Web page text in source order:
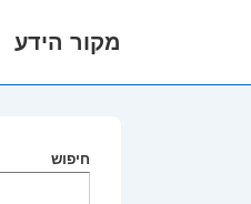
מקור הידע
חיפוש